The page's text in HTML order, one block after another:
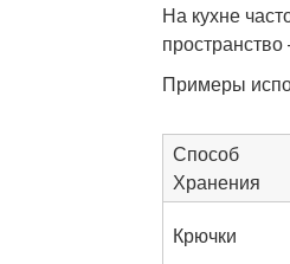
На кухне
Примеры
Способ
Хранения
Крючки